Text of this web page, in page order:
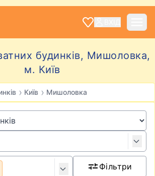
будинків, Мишоловка,
м. Київ
› Київ › Мишоловка
Фільтри